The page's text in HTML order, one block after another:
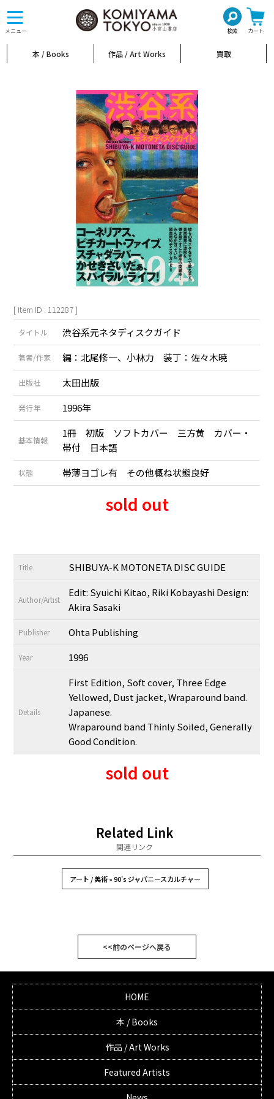
メニュー 検索 カート
toggle
navigation
本 / Books 作品 / Art Works 買取
[ Item ID : 112287 ]
タイトル 渋谷系元ネタディスクガイド
著者/作家 編：北尾修一、小林力 装丁：佐々木暁
出版社 太田出版
発行年 1996年
基本情報
1冊 初版 ソフトカバー 三方黄 カバー・
帯付 日本語
状態 帯薄ヨゴレ有 その他概ね状態良好
sold out
Title SHIBUYA-K MOTONETA DISC GUIDE
Author/Artist
Edit: Syuichi Kitao, Riki Kobayashi Design:
Akira Sasaki
Publisher Ohta Publishing
Year 1996
Details
First Edition, Soft cover, Three Edge
Yellowed, Dust jacket, Wraparound band.
Japanese.
Wraparound band Thinly Soiled, Generally
Good Condition.
sold out
Related Link
関連リンク
アート / 美術 » 90's ジャパニースカルチャー
<<前のページへ戻る
HOME
本 / Books
作品 / Art Works
Featured Artists